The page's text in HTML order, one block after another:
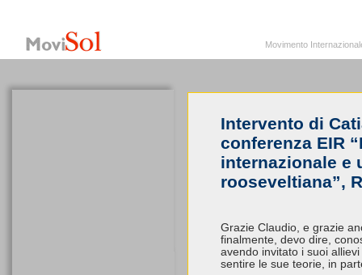
Movimento
Intervento di
conferenza EIR
internazionale e
rooseveltiana”,
Grazie Claudio, e grazie
finalmente, devo dire,
avendo invitato i suoi
sentire le sue teorie, in